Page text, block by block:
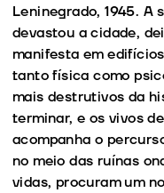
Leninegrado, 1945. A
devastou a cidade,
manifesta em
tanto física como
mais destrutivos da
terminar, e os vivos
acompanha o
no meio das ruínas
vidas, procuram um